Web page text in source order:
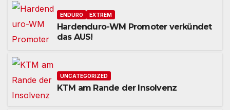
ENDURO EXTREM
Hardenduro-WM Promoter verkündet
das AUS!
UNCATEGORIZED
KTM am Rande der Insolvenz